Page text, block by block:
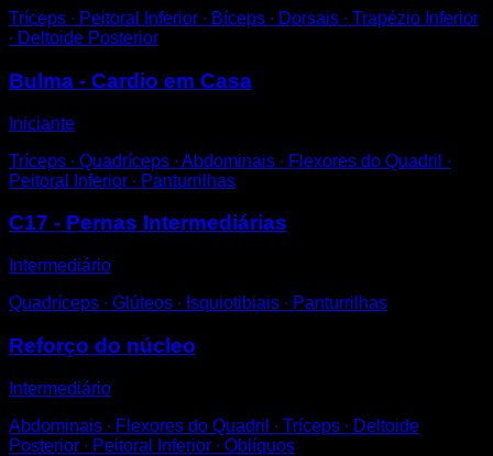
Tríceps ∙ Peitoral Inferior ∙ Bíceps ∙ Dorsais ∙ Trapézio Inferior
∙ Deltoide Posterior
Bulma - Cardio em Casa
Iniciante
Tríceps ∙ Quadríceps ∙ Abdominais ∙ Flexores do Quadril ∙
Peitoral Inferior ∙ Panturrilhas
C17 - Pernas Intermediárias
Intermediário
Quadríceps ∙ Glúteos ∙ Isquiotibiais ∙ Panturrilhas
Reforço do núcleo
Intermediário
Abdominais ∙ Flexores do Quadril ∙ Tríceps ∙ Deltoide
Posterior ∙ Peitoral Inferior ∙ Oblíquos